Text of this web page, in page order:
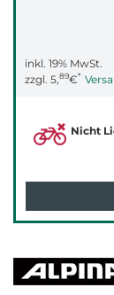
inkl. 19% MwSt.
zzgl. 5,89€*
Nicht